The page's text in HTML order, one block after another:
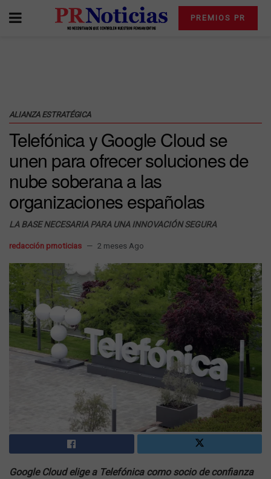
PREMIOS PR
ALIANZA ESTRATÉGICA
Telefónica y Google Cloud se
unen para ofrecer soluciones de
nube soberana a las
organizaciones españolas
LA BASE NECESARIA PARA UNA INNOVACIÓN SEGURA
redacción prnoticias 2 meses Ago
Google Cloud elige a Telefónica como socio de confianza